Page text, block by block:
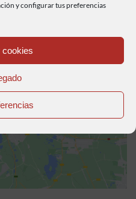
y configurar tus preferencias
cookies
cookies de marketing y
contenido